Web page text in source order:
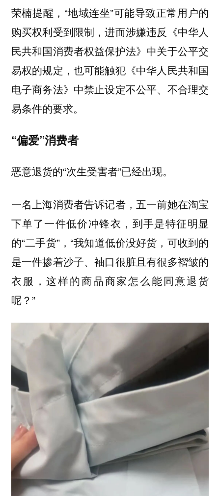
荣楠提醒，“地域连坐”可能导致正常用户的
购买权利受到限制，进而涉嫌违反《中华人
民共和国消费者权益保护法》中关于公平交
易权的规定，也可能触犯《中华人民共和国
电子商务法》中禁止设定不公平、不合理交
易条件的要求。
“偏爱”消费者
恶意退货的“次生受害者”已经出现。
一名上海消费者告诉记者，五一前她在淘宝
下单了一件低价冲锋衣，到手是特征明显
的“二手货”，“我知道低价没好货，可收到的
是一件掺着沙子、袖口很脏且有很多褶皱的
衣服，这样的商品商家怎么能同意退货
呢？”